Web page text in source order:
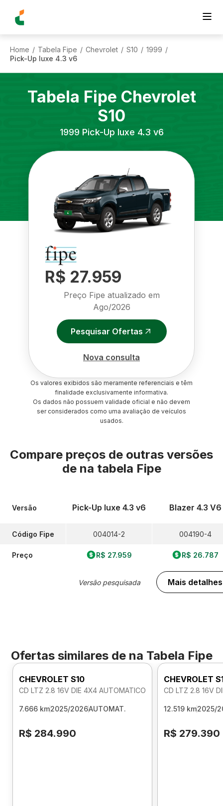
Home / Tabela Fipe / Chevrolet / S10 / 1999 /
Pick-Up luxe 4.3 v6
Tabela Fipe Chevrolet
S10
1999 Pick-Up luxe 4.3 v6
R$ 27.959
Preço Fipe atualizado em
Ago/2026
Pesquisar Ofertas
Nova consulta
Os valores exibidos são meramente referenciais e têm
finalidade exclusivamente informativa.
Os dados não possuem validade oficial e não devem
ser considerados como uma avaliação de veículos
usados.
Compare preços de outras versões
de na tabela Fipe
Versão
Código Fipe
Preço
Pick-Up luxe 4.3 v6
004014-2
R$ 27.959
Versão pesquisada
Blazer 4.3 V6
004190-4
R$ 26.787
Mais detalhes
Ofertas similares de na Tabela Fipe
CHEVROLET S10
CD LTZ 2.8 16V DIE 4X4 AUTOMATICO
7.666 km2025/2026AUTOMAT.
R$ 284.990
CHEVROLET
CD LTZ 2.8 16V
12.519 km2025/
R$ 279.390